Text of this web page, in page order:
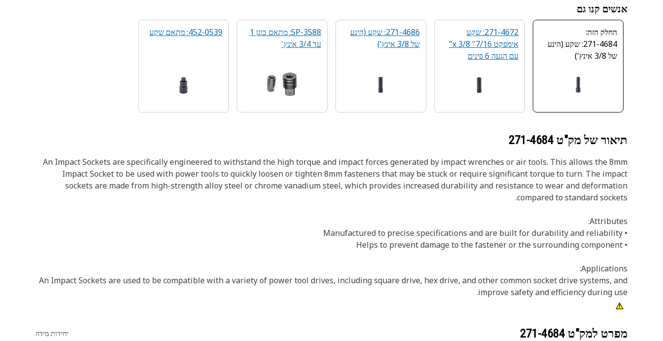
אנשים קנו גם
החלק הזה:
271-4684: שקע (הינע
של 3/8 אינץ')‬
271-4672: שקע
אימפקט 7/16" x 3/8"
עם הנעה 6 פינים
271-4686: שקע (הינע
של 3/8 אינץ')‬
5P-3588: מתאם כונן 1
עד 3/4 אינץ'
452-0539: מתאם שקע
תיאור של מק"ט 271-4684
An Impact Sockets are specifically engineered to withstand the high torque and impact forces generated by impact wrenches or air tools. This allows the 8mm
Impact Socket to be used with power tools to quickly loosen or tighten 8mm fasteners that may be stuck or require significant torque to turn. The impact
sockets are made from high-strength alloy steel or chrome vanadium steel, which provides increased durability and resistance to wear and deformation
compared to standard sockets.
Attributes:
• Manufactured to precise specifications and are built for durability and reliability
• Helps to prevent damage to the fastener or the surrounding component
Applications:
An Impact Sockets are used to be compatible with a variety of power tool drives, including square drive, hex drive, and other common socket drive systems, and
improve safety and efficiency during use.
מפרט למק"ט 271-4684 יחידות מידה